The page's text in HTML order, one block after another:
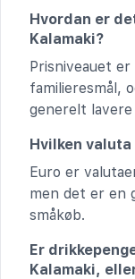
Hvordan er
Kalamaki?
Prisniveauet
familieresmål,
generelt lavere
Hvilken
Euro er
men det er en
småkøb.
Er
Kalamaki,